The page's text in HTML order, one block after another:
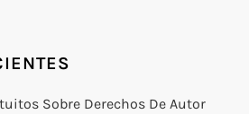
Sobre Derechos De Autor